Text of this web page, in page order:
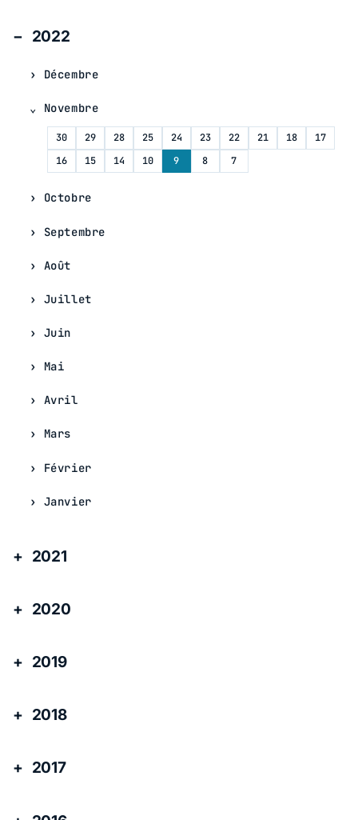
2022
Décembre
Novembre
30 29 28 25 24 23 22 21 18
17
16
15 14 10 9 8 7
Octobre
Septembre
Août
Juillet
Juin
Mai
Avril
Mars
Février
Janvier
2021
2020
2019
2018
2017